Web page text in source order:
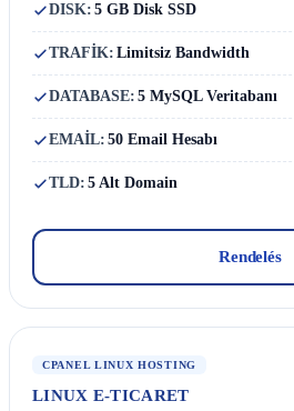
DISK: 5 GB Disk SSD
TRAFİK: Limitsiz Bandwidth
DATABASE: 5 MySQL Veritabanı
EMAİL: 50 Email Hesabı
TLD: 5 Alt Domain
Rendelés
CPANEL LINUX HOSTING
LINUX E-TICARET